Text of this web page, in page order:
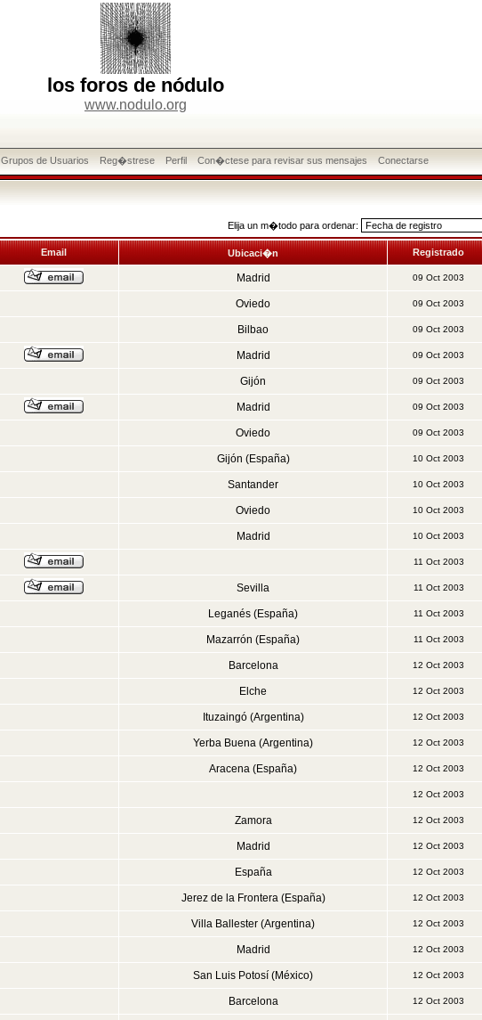
los foros de nódulo
www.nodulo.org
Grupos de Usuarios Reg�strese Perfil Con�ctese para revisar sus mensajes Conectarse
Elija un m�todo para ordenar:
Email Ubicaci�n Registrado
Madrid 09 Oct 2003
Oviedo 09 Oct 2003
Bilbao 09 Oct 2003
Madrid 09 Oct 2003
Gijón 09 Oct 2003
Madrid 09 Oct 2003
Oviedo 09 Oct 2003
Gijón (España) 10 Oct 2003
Santander 10 Oct 2003
Oviedo 10 Oct 2003
Madrid 10 Oct 2003
11 Oct 2003
Sevilla 11 Oct 2003
Leganés (España) 11 Oct 2003
Mazarrón (España) 11 Oct 2003
Barcelona 12 Oct 2003
Elche 12 Oct 2003
Ituzaingó (Argentina) 12 Oct 2003
Yerba Buena (Argentina) 12 Oct 2003
Aracena (España) 12 Oct 2003
12 Oct 2003
Zamora 12 Oct 2003
Madrid 12 Oct 2003
España 12 Oct 2003
Jerez de la Frontera (España) 12 Oct 2003
Villa Ballester (Argentina) 12 Oct 2003
Madrid 12 Oct 2003
San Luis Potosí (México) 12 Oct 2003
Barcelona 12 Oct 2003